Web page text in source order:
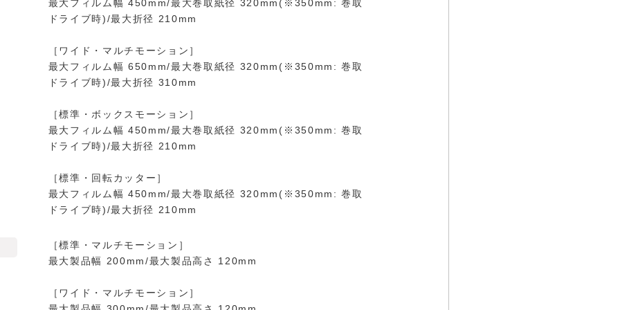
最大フィルム幅 450mm/最大巻取紙径 320mm(※350mm: 巻取
ドライブ時)/最大折径 210mm
［ワイド・マルチモーション］
最大フィルム幅 650mm/最大巻取紙径 320mm(※350mm: 巻取
ドライブ時)/最大折径 310mm
［標準・ボックスモーション］
最大フィルム幅 450mm/最大巻取紙径 320mm(※350mm: 巻取
ドライブ時)/最大折径 210mm
［標準・回転カッター］
最大フィルム幅 450mm/最大巻取紙径 320mm(※350mm: 巻取
ドライブ時)/最大折径 210mm
［標準・マルチモーション］
最大製品幅 200mm/最大製品高さ 120mm
［ワイド・マルチモーション］